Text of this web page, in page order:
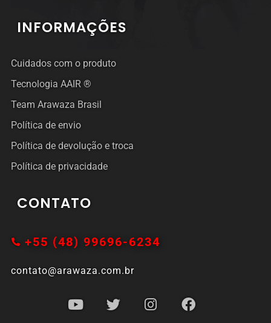
INFORMAÇÕES
Cuidados com o produto
Tecnologia AAIR ®
Team Arawaza Brasil
Política de envio
Política de devolução e troca
Política de privacidade
CONTATO
+55 (48) 99696-6234
contato@arawaza.com.br